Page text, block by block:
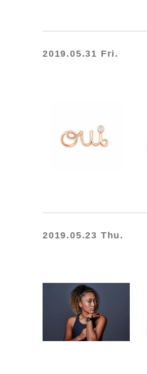
2019.05.31 Fri.
2019.05.23 Thu.